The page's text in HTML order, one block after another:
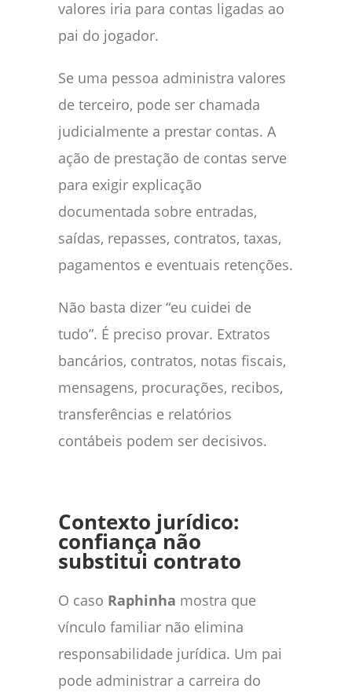
valores iria para contas ligadas ao
pai do jogador.
Se uma pessoa administra valores
de terceiro, pode ser chamada
judicialmente a prestar contas. A
ação de prestação de contas serve
para exigir explicação
documentada sobre entradas,
saídas, repasses, contratos, taxas,
pagamentos e eventuais retenções.
Não basta dizer “eu cuidei de
tudo”. É preciso provar. Extratos
bancários, contratos, notas fiscais,
mensagens, procurações, recibos,
transferências e relatórios
contábeis podem ser decisivos.
Contexto jurídico:
confiança não
substitui contrato
O caso Raphinha mostra que
vínculo familiar não elimina
responsabilidade jurídica. Um pai
pode administrar a carreira do